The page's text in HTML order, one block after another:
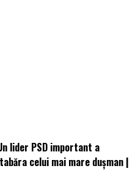
lider PSD important a
celui mai mare dușman |